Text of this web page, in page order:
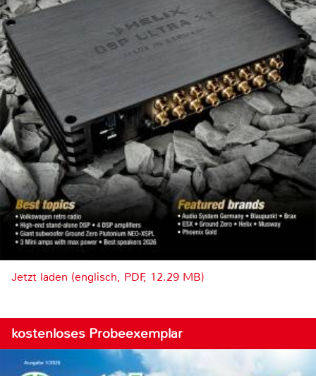
Jetzt laden (englisch, PDF, 12.29 MB)
kostenloses Probeexemplar